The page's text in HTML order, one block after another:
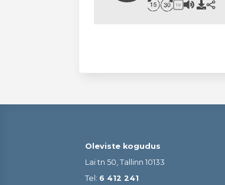
1X
Oleviste kogudus
Lai tn 50, Tallinn 10133
Tel: 6 412 241